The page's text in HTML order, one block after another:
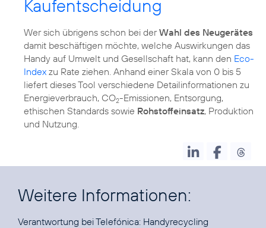
Kaufentscheidung
Wer sich übrigens schon bei derWahl des Neugerätes
damit beschäftigen möchte, welche Auswirkungen das
Handy auf Umwelt und Gesellschaft hat, kann den Eco-
Index zu Rate ziehen. Anhand einer Skala von 0 bis 5
liefert dieses Tool verschiedene Detailinformationen zu
Energieverbrauch, CO2-Emissionen, Entsorgung,
ethischen Standards sowie Rohstoffeinsatz, Produktion
und Nutzung.
Weitere Informationen:
Verantwortung bei Telefónica: Handyrecycling